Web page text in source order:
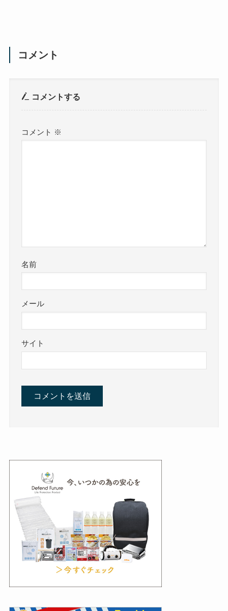
コメント
コメントする
コメント ※
名前
メール
サイト